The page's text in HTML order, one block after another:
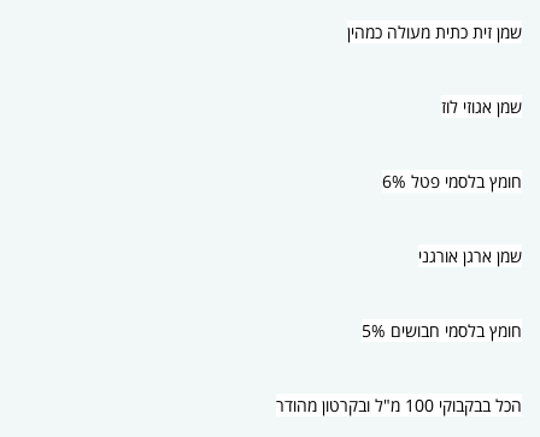
שמן זית כתית מעולה כמהין
שמן אגוזי לוז
חומץ בלסמי פטל 6%
שמן ארגן אורגני
חומץ בלסמי חבושים 5%
הכל בבקבוקי 100 מ"ל ובקרטון מהודר